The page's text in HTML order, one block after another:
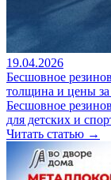
19.04.2026
Бесшовное
толщина и цены за
Бесшовное
для детских и
Читать статью →